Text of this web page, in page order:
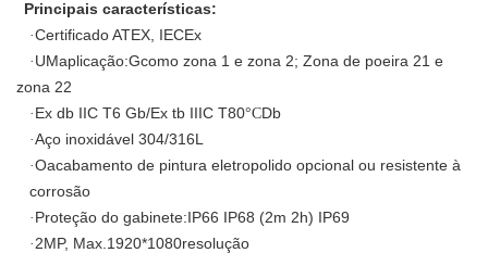
Principais características:
·Certificado ATEX, IECEx
· UMaplicação:Gcomo zona 1 e zona 2; Zona de poeira 21 e
zona 22
· Ex db IIC T6 Gb/Ex tb IIIC T80°CDb
·Aço inoxidável 304/316L
·Oacabamento de pintura eletropolido opcional ou resistente à
corrosão
· Proteção do gabinete:IP66 IP68 (2m 2h) IP69
· 2MP, Max. 1920*1080resolução